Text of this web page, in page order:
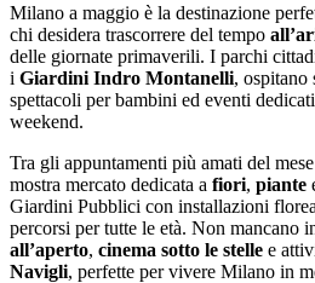
Milano a maggio è la destinazione
chi desidera trascorrere del tempo
delle giornate primaverili. I parchi
i Giardini Indro Montanelli, ospitano
spettacoli per bambini ed eventi
weekend.
Tra gli appuntamenti più amati del
mostra mercato dedicata a fiori, piante
Giardini Pubblici con installazioni
percorsi per tutte le età. Non mancano
all’aperto, cinema sotto le stelle e
Navigli, perfette per vivere Milano in